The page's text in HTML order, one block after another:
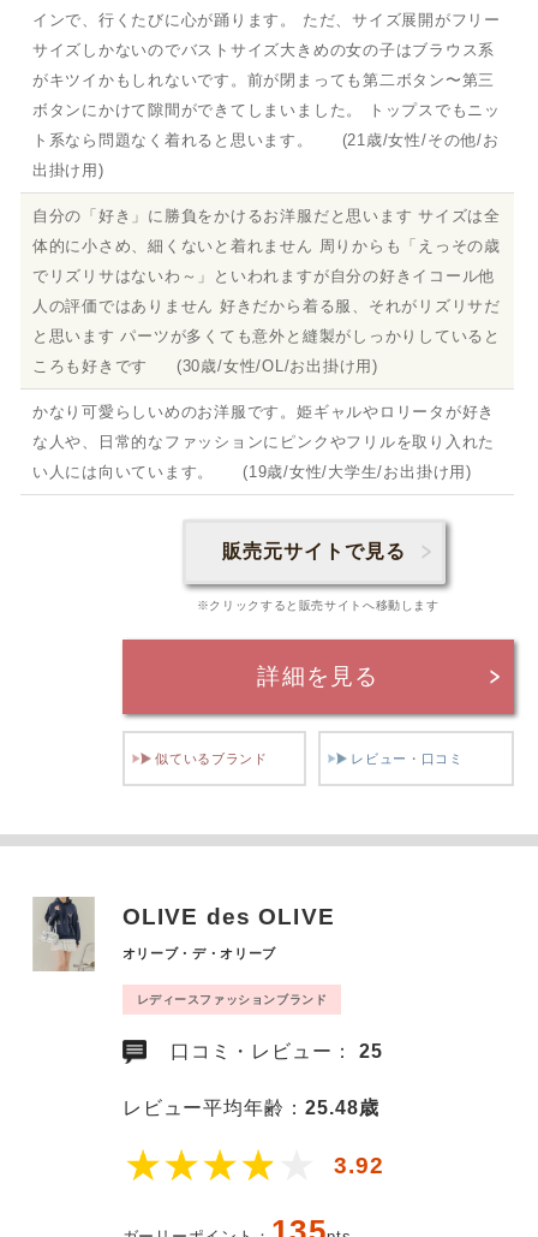
インで、行くたびに心が踊ります。 ただ、サイズ展開がフリー
サイズしかないのでバストサイズ大きめの女の子はブラウス系
がキツイかもしれないです。前が閉まっても第二ボタン〜第三
ボタンにかけて隙間ができてしまいました。 トップスでもニッ
ト系なら問題なく着れると思います。 (21歳/女性/その他/お
出掛け用)
自分の「好き」に勝負をかけるお洋服だと思います サイズは全
体的に小さめ、細くないと着れません 周りからも「えっその歳
でリズリサはないわ～」といわれますが自分の好きイコール他
人の評価ではありません 好きだから着る服、それがリズリサだ
と思います パーツが多くても意外と縫製がしっかりしていると
ころも好きです (30歳/女性/OL/お出掛け用)
かなり可愛らしいめのお洋服です。姫ギャルやロリータが好き
な人や、日常的なファッションにピンクやフリルを取り入れた
い人には向いています。 (19歳/女性/大学生/お出掛け用)
販売元サイトで見る
※クリックすると販売サイトへ移動します
詳細を見る
似ているブランド レビュー・口コミ
OLIVE des OLIVE
オリーブ・デ・オリーブ
レディースファッションブランド
口コミ・レビュー：25
レビュー平均年齢：25.48歳
3.92